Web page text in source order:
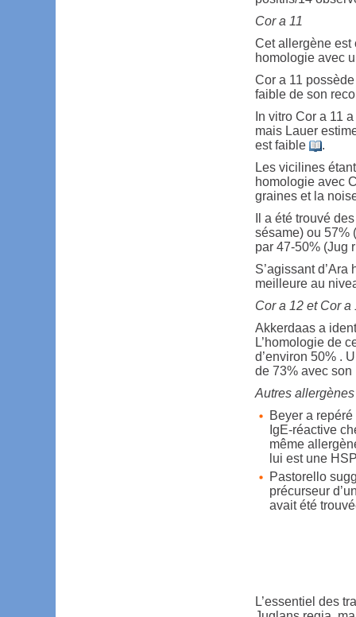
Cor a 11
Cet allergène est
homologie avec
Cor a 11
faible de son
In vitro Cor a 11
mais Lauer
est faible
.
Les vicilines
homologie avec
graines et la
Il a été trouvé
sésame) ou 57%
par 47-50% (Jug
S’agissant
meilleure au
Cor a 12 et Cor a
Akkerdaas a
L’homologie de
d’environ 50% .
de 73% avec son
Autres allergènes
Beyer a
IgE-réactive
même
lui est une
Pastorello
précurseur
avait été
L’essentiel des